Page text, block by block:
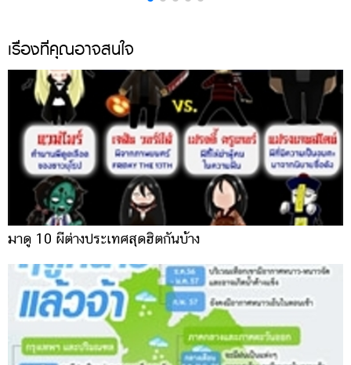
แม่
และ
เด็ก
สัตว์
เลี้ยง
Infographic
บริการ
แอปฯ
กระปุก
คอร์ส
ออนไลน์
เรียน
เลข
ออนไลน์
เรื่องที่คุณอาจสนใจ
มาดู 10 ผีต่างประเทศสุดฮิตกันบ้าง